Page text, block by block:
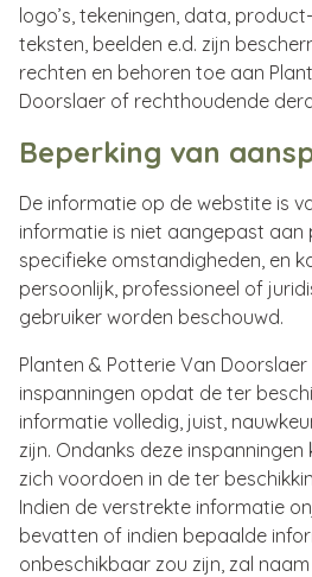
logo’s, tekeningen, data,
teksten, beelden e.d. zijn
rechten en behoren toe aan
Doorslaer of rechthoudende
Beperking van
De informatie op de webstite is
informatie is niet aangepast aan
specifieke omstandigheden, en
persoonlijk, professioneel of
gebruiker worden beschouwd.
Planten & Potterie Van
inspanningen opdat de ter
informatie volledig, juist,
zijn. Ondanks deze inspanningen
zich voordoen in de ter
Indien de verstrekte informatie
bevatten of indien bepaalde
onbeschikbaar zou zijn, zal